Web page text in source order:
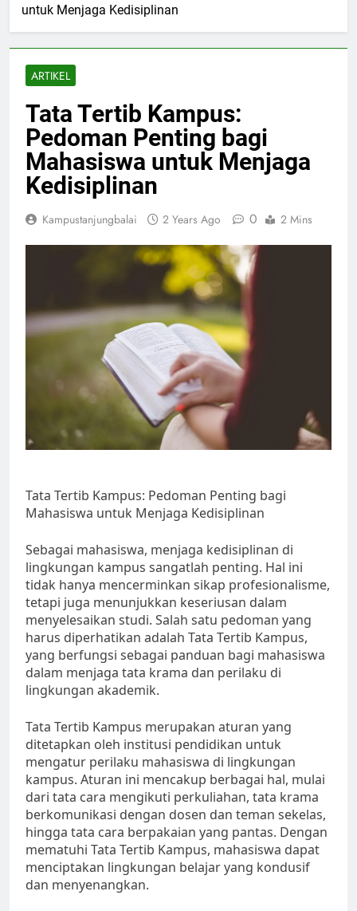
untuk Menjaga Kedisiplinan
ARTIKEL
Tata Tertib Kampus:
Pedoman Penting bagi
Mahasiswa untuk Menjaga
Kedisiplinan
Kampustanjungbalai 2 Years Ago 0 2 Mins
Tata Tertib Kampus: Pedoman Penting bagi
Mahasiswa untuk Menjaga Kedisiplinan
Sebagai mahasiswa, menjaga kedisiplinan di
lingkungan kampus sangatlah penting. Hal ini
tidak hanya mencerminkan sikap profesionalisme,
tetapi juga menunjukkan keseriusan dalam
menyelesaikan studi. Salah satu pedoman yang
harus diperhatikan adalah Tata Tertib Kampus,
yang berfungsi sebagai panduan bagi mahasiswa
dalam menjaga tata krama dan perilaku di
lingkungan akademik.
Tata Tertib Kampus merupakan aturan yang
ditetapkan oleh institusi pendidikan untuk
mengatur perilaku mahasiswa di lingkungan
kampus. Aturan ini mencakup berbagai hal, mulai
dari tata cara mengikuti perkuliahan, tata krama
berkomunikasi dengan dosen dan teman sekelas,
hingga tata cara berpakaian yang pantas. Dengan
mematuhi Tata Tertib Kampus, mahasiswa dapat
menciptakan lingkungan belajar yang kondusif
dan menyenangkan.